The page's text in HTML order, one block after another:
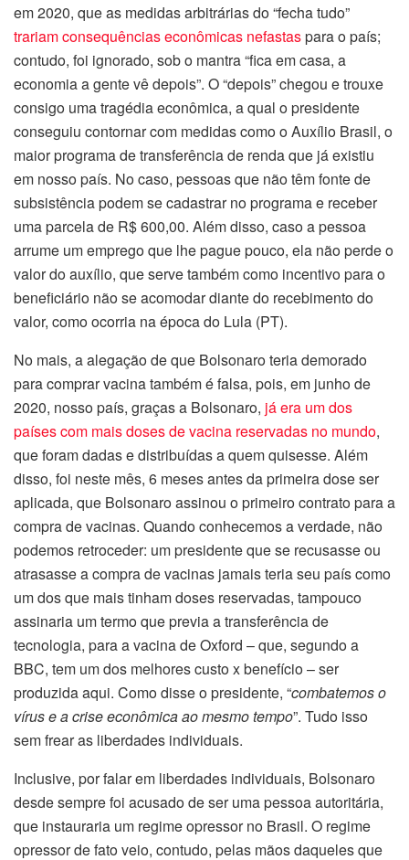
em 2020, que as medidas arbitrárias do “fecha tudo”
trariam consequências econômicas nefastaspara o país;
contudo, foi ignorado, sob o mantra “fica em casa, a
economia a gente vê depois”. O “depois” chegou e trouxe
consigo uma tragédia econômica, a qual o presidente
conseguiu contornar com medidas como o Auxílio Brasil, o
maior programa de transferência de renda que já existiu
em nosso país. No caso, pessoas que não têm fonte de
subsistência podem se cadastrar no programa e receber
uma parcela de R$ 600,00. Além disso, caso a pessoa
arrume um emprego que lhe pague pouco, ela não perde o
valor do auxílio, que serve também como incentivo para o
beneficiário não se acomodar diante do recebimento do
valor, como ocorria na época do Lula (PT).
No mais, a alegação de que Bolsonaro teria demorado
para comprar vacina também é falsa, pois, em junho de
2020, nosso país, graças a Bolsonaro, já era um dos
países com mais doses de vacina reservadas no mundo,
que foram dadas e distribuídas a quem quisesse. Além
disso, foi neste mês, 6 meses antes da primeira dose ser
aplicada, que Bolsonaro assinou o primeiro contrato para a
compra de vacinas. Quando conhecemos a verdade, não
podemos retroceder: um presidente que se recusasse ou
atrasasse a compra de vacinas jamais teria seu país como
um dos que mais tinham doses reservadas, tampouco
assinaria um termo que previa a transferência de
tecnologia, para a vacina de Oxford – que, segundo a
BBC, tem um dos melhores custo x benefício – ser
produzida aqui. Como disse o presidente, “combatemos o
vírus e a crise econômica ao mesmo tempo”. Tudo isso
sem frear as liberdades individuais.
Inclusive, por falar em liberdades individuais, Bolsonaro
desde sempre foi acusado de ser uma pessoa autoritária,
que instauraria um regime opressor no Brasil. O regime
opressor de fato veio, contudo, pelas mãos daqueles que